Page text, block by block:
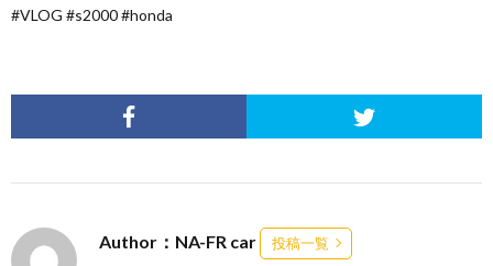
#VLOG #s2000 #honda
Author：NA-FR car 投稿一覧